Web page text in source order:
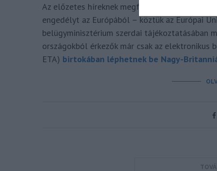
Az előzetes híreknek megfelelően március 5-
engedélyt az Európából – köztük az Európai
belügyminisztérium szerdai tájékoztatásában
országokból érkezők már csak az
ETA) birtokában léphetnek be Nagy-